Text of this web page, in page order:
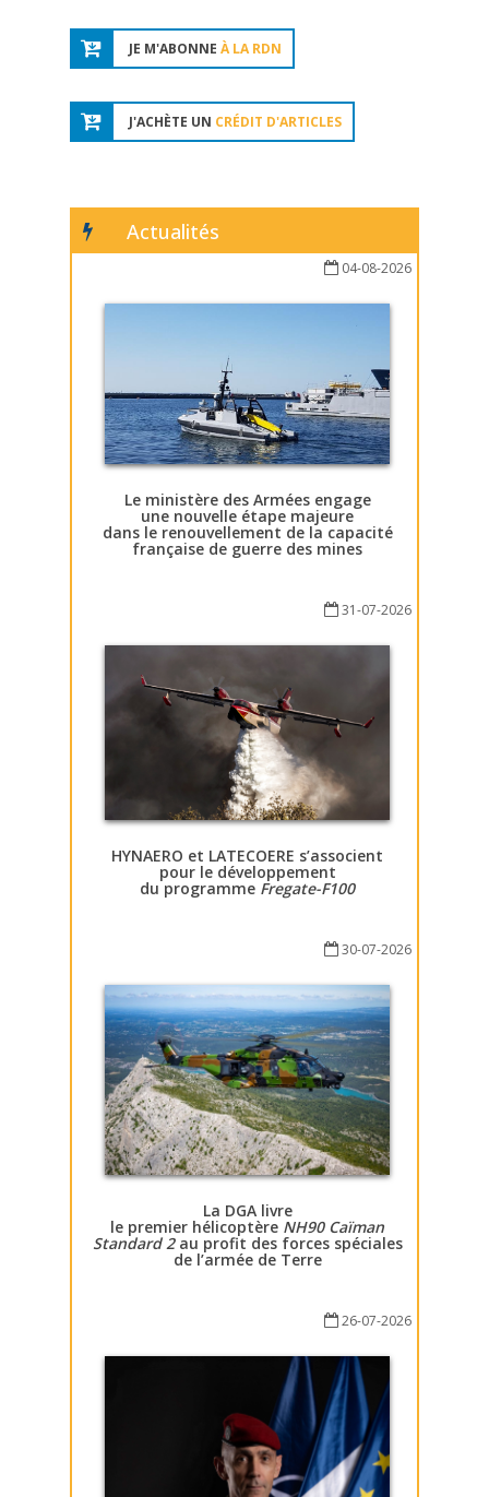
JE M'ABONNE À LA RDN
J'ACHÈTE UN CRÉDIT D'ARTICLES
Actualités
04-08-2026
Le ministère des Armées engage
une nouvelle étape majeure
dans le renouvellement de la capacité
française de guerre des mines
31-07-2026
HYNAERO et LATECOERE s’associent
pour le développement
du programme Fregate-F100
30-07-2026
La DGA livre
le premier hélicoptère NH90 Caïman
Standard 2au profit des forces spéciales
de l’armée de Terre
26-07-2026